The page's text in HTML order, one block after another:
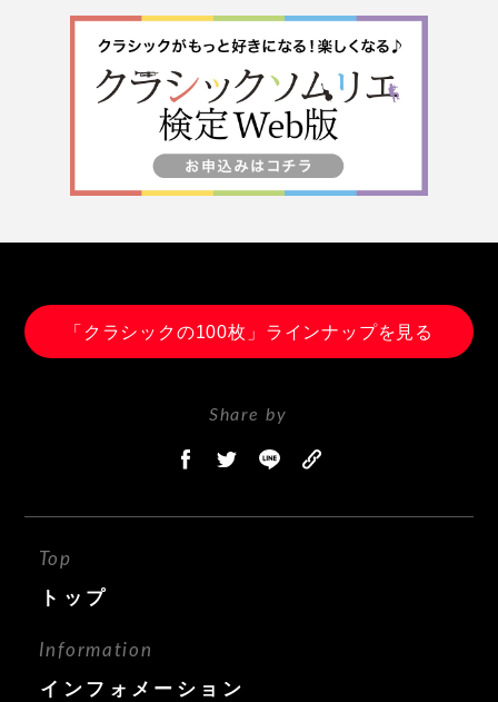
「クラシックの100枚」ラインナップを見る
Share by
Top
トップ
Information
インフォメーション